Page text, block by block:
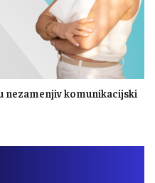
nezamenjiv komunikacijski